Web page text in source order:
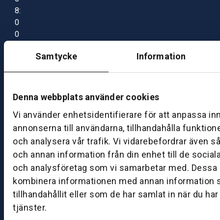
Samtycke Information
Denna webbplats använder cookies
Vi använder enhetsidentifierare för att anpassa
annonserna till användarna, tillhandahålla
och analysera vår trafik. Vi vidarebefordrar även
och annan information från din enhet till de
och analysföretag som vi samarbetar med. Dessa
kombinera informationen med annan information
tillhandahållit eller som de har samlat in när du
tjänster.
8:
0
0
7:
0
B
S
k
ö
v
d